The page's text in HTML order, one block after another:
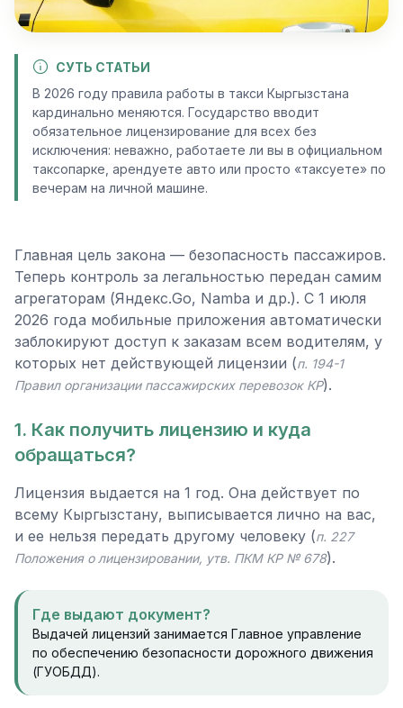
СУТЬ СТАТЬИ
В 2026 году правила работы в такси Кыргызстана
кардинально меняются. Государство вводит
обязательное лицензирование для всех без
исключения: неважно, работаете ли вы в официальном
таксопарке, арендуете авто или просто «таксуете» по
вечерам на личной машине.
Главная цель закона — безопасность пассажиров.
Теперь контроль за легальностью передан самим
агрегаторам (Яндекс.Go, Namba и др.). С 1 июля
2026 года мобильные приложения автоматически
заблокируют доступ к заказам всем водителям, у
которых нет действующей лицензии (п. 194-1
Правил организации пассажирских перевозок КР).
1. Как получить лицензию и куда
обращаться?
Лицензия выдается на 1 год. Она действует по
всему Кыргызстану, выписывается лично на вас,
и ее нельзя передать другому человеку (п. 227
Положения о лицензировании, утв. ПКМ КР № 678).
Где выдают документ?
Выдачей лицензий занимается Главное управление
по обеспечению безопасности дорожного движения
(ГУОБДД).